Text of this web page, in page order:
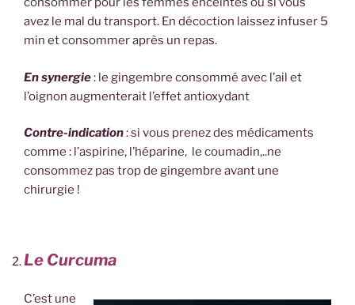
avez le mal du transport. En décoction laissez infuser 5
min et consommer après un repas.
En synergie: le gingembre consommé avec l’ail et
l’oignon augmenterait l’effet antioxydant
Contre-indication: si vous prenez des médicaments
comme : l’aspirine, l’héparine, le coumadin,..ne
consommez pas trop de gingembre avant une
chirurgie !
Le Curcuma
C’est une